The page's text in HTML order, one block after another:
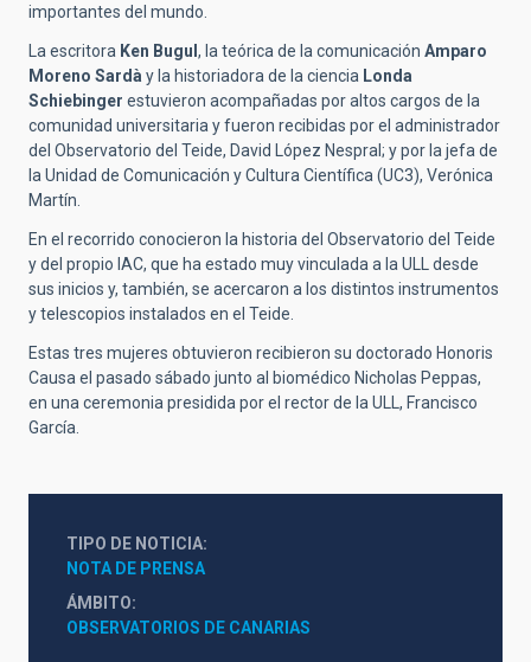
importantes del mundo.
La escritora Ken Bugul, la teórica de la comunicación Amparo
Moreno Sardà y la historiadora de la ciencia Londa
Schiebinger estuvieron acompañadas por altos cargos de la
comunidad universitaria y fueron recibidas por el administrador
del Observatorio del Teide, David López Nespral; y por la jefa de
la Unidad de Comunicación y Cultura Científica (UC3), Verónica
Martín.
En el recorrido conocieron la historia del Observatorio del Teide
y del propio IAC, que ha estado muy vinculada a la ULL desde
sus inicios y, también, se acercaron a los distintos instrumentos
y telescopios instalados en el Teide.
Estas tres mujeres obtuvieron recibieron su doctorado Honoris
Causa el pasado sábado junto al biomédico Nicholas Peppas,
en una ceremonia presidida por el rector de la ULL, Francisco
García.
TIPO DE NOTICIA
NOTA DE PRENSA
ÁMBITO
OBSERVATORIOS DE CANARIAS